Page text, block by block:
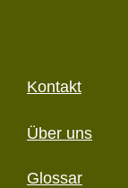
Kontakt
Über uns
Glossar